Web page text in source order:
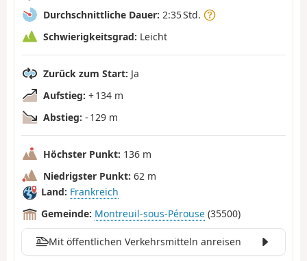
Durchschnittliche Dauer: 2:35 Std.
Schwierigkeitsgrad: Leicht
Zurück zum Start: Ja
Aufstieg: + 134 m
Abstieg: - 129 m
Höchster Punkt: 136 m
Niedrigster Punkt: 62 m
Land: Frankreich
Gemeinde: Montreuil-sous-Pérouse (35500)
Mit öffentlichen Verkehrsmitteln anreisen